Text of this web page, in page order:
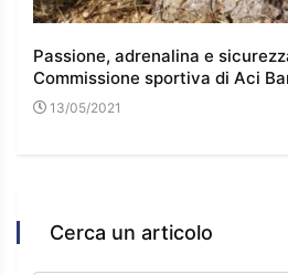
Passione, adrenalina e
Commissione sportiva di Aci
13/05/2021
Cerca un articolo